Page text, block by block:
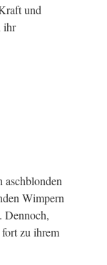
und
ihr
aschblonden
Wimpern
Dennoch,
zu ihrem